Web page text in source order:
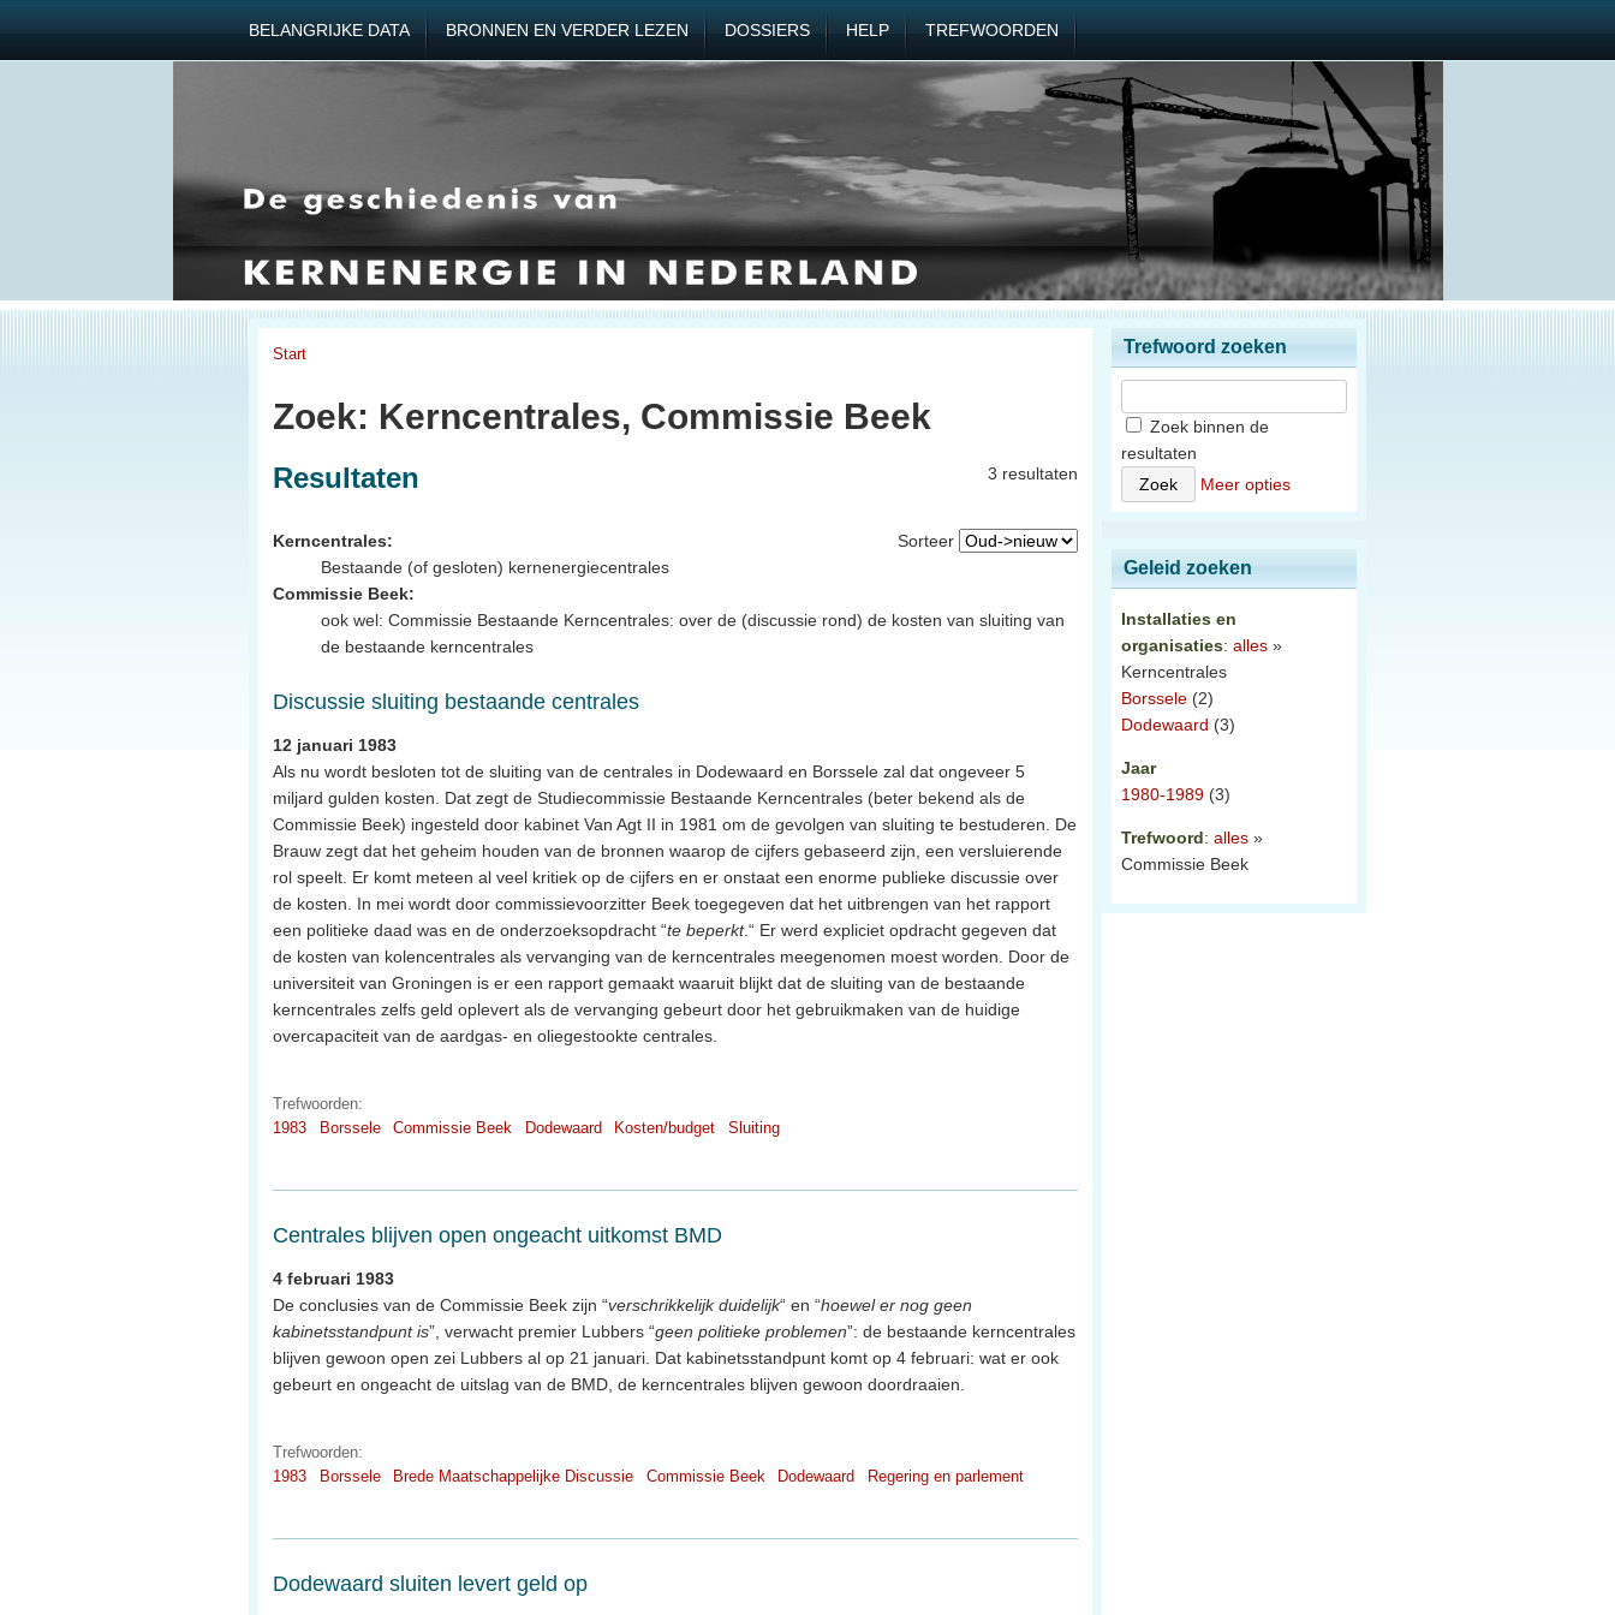
BELANGRIJKE DATA BRONNEN EN VERDER LEZEN DOSSIERS HELP TREFWOORDEN
Start
Zoek: Kerncentrales, Commissie Beek
3 resultaten
Resultaten
Sorteer
Kerncentrales:
Bestaande (of gesloten) kernenergiecentrales
Commissie Beek:
ook wel: Commissie Bestaande Kerncentrales: over de (discussie rond) de kosten van sluiting van
de bestaande kerncentrales
Discussie sluiting bestaande centrales
12 januari 1983
Als nu wordt besloten tot de sluiting van de centrales in Dodewaard en Borssele zal dat ongeveer 5
miljard gulden kosten. Dat zegt de Studiecommissie Bestaande Kerncentrales (beter bekend als de
Commissie Beek) ingesteld door kabinet Van Agt II in 1981 om de gevolgen van sluiting te bestuderen. De
Brauw zegt dat het geheim houden van de bronnen waarop de cijfers gebaseerd zijn, een versluierende
rol speelt. Er komt meteen al veel kritiek op de cijfers en er onstaat een enorme publieke discussie over
de kosten. In mei wordt door commissievoorzitter Beek toegegeven dat het uitbrengen van het rapport
een politieke daad was en de onderzoeksopdracht “te beperkt.“ Er werd expliciet opdracht gegeven dat
de kosten van kolencentrales als vervanging van de kerncentrales meegenomen moest worden. Door de
universiteit van Groningen is er een rapport gemaakt waaruit blijkt dat de sluiting van de bestaande
kerncentrales zelfs geld oplevert als de vervanging gebeurt door het gebruikmaken van de huidige
overcapaciteit van de aardgas- en oliegestookte centrales.
Trefwoorden:
1983
Borssele Commissie Beek Dodewaard Kosten/budget Sluiting
Centrales blijven open ongeacht uitkomst BMD
4 februari 1983
De conclusies van de Commissie Beek zijn “verschrikkelijk duidelijk“ en “hoewel er nog geen
kabinetsstandpunt is”, verwacht premier Lubbers “geen politieke problemen”: de bestaande kerncentrales
blijven gewoon open zei Lubbers al op 21 januari. Dat kabinetsstandpunt komt op 4 februari: wat er ook
gebeurt en ongeacht de uitslag van de BMD, de kerncentrales blijven gewoon doordraaien.
Trefwoorden:
1983
Borssele Brede Maatschappelijke Discussie Commissie Beek Dodewaard Regering en parlement
Dodewaard sluiten levert geld op
Trefwoord zoeken
Zoek binnen de
resultaten
Meer opties
Geleid zoeken
Installaties en
organisaties: alles »
Kerncentrales
Borssele (2)
Dodewaard (3)
Jaar
1980-1989 (3)
Trefwoord: alles »
Commissie Beek